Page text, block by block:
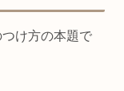
け方の本題で